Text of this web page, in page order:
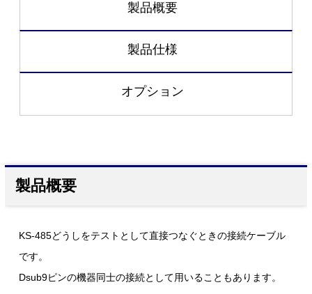
製品概要
製品仕様
オプション
製品概要
KS-485どうしをテストとして直接つなぐときの接続ケーブル
です。
Dsub9ピンの機器同士の接続として用いることもあります。